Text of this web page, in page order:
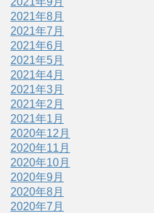
2021年8月
2021年7月
2021年6月
2021年5月
2021年4月
2021年3月
2021年2月
2021年1月
2020年12月
2020年11月
2020年10月
2020年9月
2020年8月
2020年7月